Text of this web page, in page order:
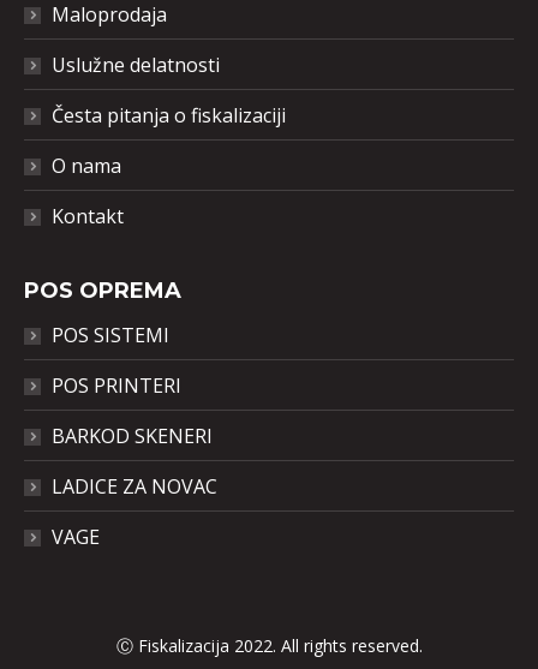
Maloprodaja
Uslužne delatnosti
Česta pitanja o fiskalizaciji
O nama
Kontakt
POS OPREMA
POS SISTEMI
POS PRINTERI
BARKOD SKENERI
LADICE ZA NOVAC
VAGE
Ⓒ Fiskalizacija 2022. All rights reserved.